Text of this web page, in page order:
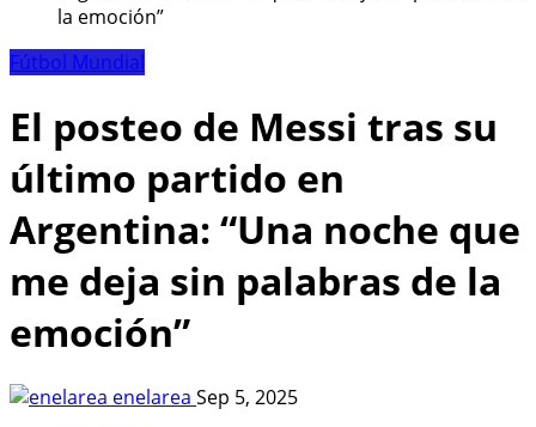
la emoción”
Fútbol Mundial
El posteo de Messi tras su
último partido en
Argentina: “Una noche que
me deja sin palabras de la
emoción”
enelarea Sep 5, 2025